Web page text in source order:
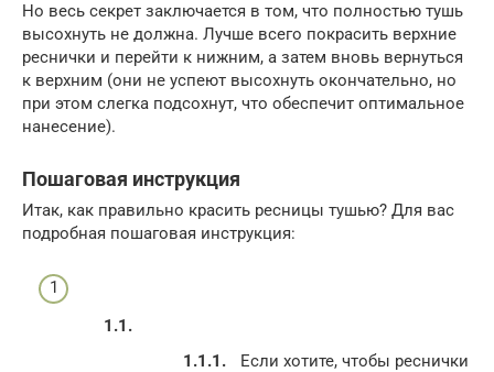
Но весь секрет заключается в том, что полностью тушь
высохнуть не должна. Лучше всего покрасить верхние
реснички и перейти к нижним, а затем вновь вернуться
к верхним (они не успеют высохнуть окончательно, но
при этом слегка подсохнут, что обеспечит оптимальное
нанесение).
Пошаговая инструкция
Итак, как правильно красить ресницы тушью? Для вас
подробная пошаговая инструкция:
Если хотите, чтобы реснички